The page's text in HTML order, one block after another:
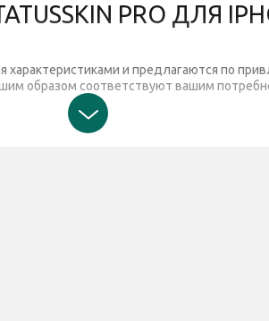
PRO ДЛЯ
характеристиками и предлагаются по
образом соответствуют вашим